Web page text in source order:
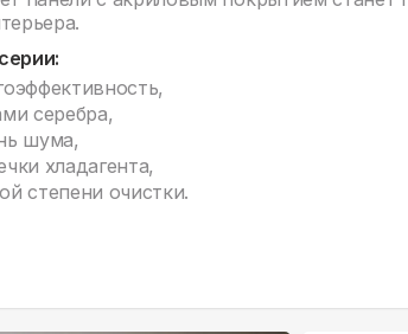
серебра,
шума,
хладагента,
степени очистки.